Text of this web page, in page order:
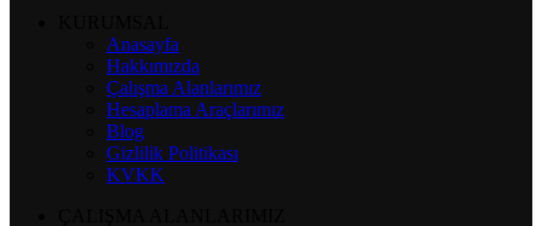
Anasayfa
Hakkımızda
Çalışma Alanlarımız
Hesaplama Araçlarımız
Blog
Gizlilik Politikası
KVKK